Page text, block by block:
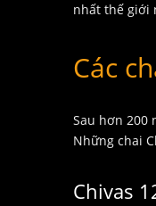
nhất thế giới
Các
Sau hơn 200
Những chai
Chivas